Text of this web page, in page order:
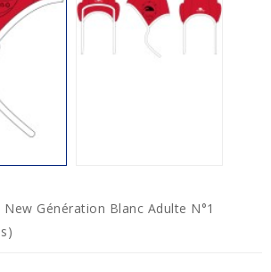
Génération Blanc Adulte N°1